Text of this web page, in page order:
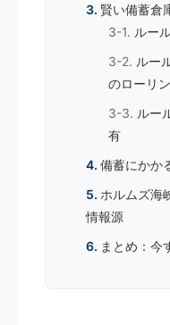
賢い備蓄倉
ルー
ルー
のローリ
ルー
有
備蓄にかか
ホルムズ海
情報源
まとめ：今